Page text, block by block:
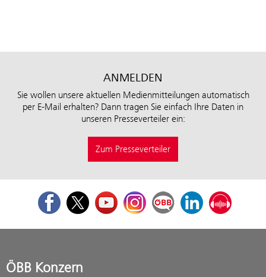
ANMELDEN
Sie wollen unsere aktuellen Medienmitteilungen automatisch
per E-Mail erhalten? Dann tragen Sie einfach Ihre Daten in
unseren Presseverteiler ein:
Zum Presseverteiler
FacebookTwitterYoutubeInstagramÖBB Corporate Blog
LinkedInPodcast
ÖBB Konzern